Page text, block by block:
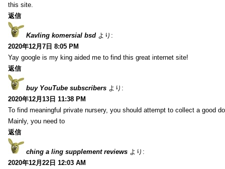
this site.
返信
Kavling komersial bsd より:
2020年12月7日 8:05 PM
Yay google is my king aided me to find this great internet site!
返信
buy YouTube subscribers より:
2020年12月13日 11:38 PM
To find meaningful private nursery, you should attempt to collect a good
Mainly, you need to
返信
ching a ling supplement reviews より:
2020年12月22日 12:03 AM